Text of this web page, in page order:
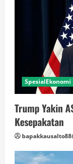
SpesialEkonomi
Trump Yakin
Kesepakatan